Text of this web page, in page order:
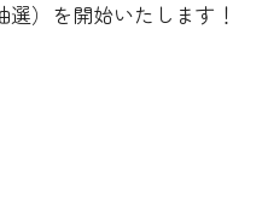
）を開始いたします！